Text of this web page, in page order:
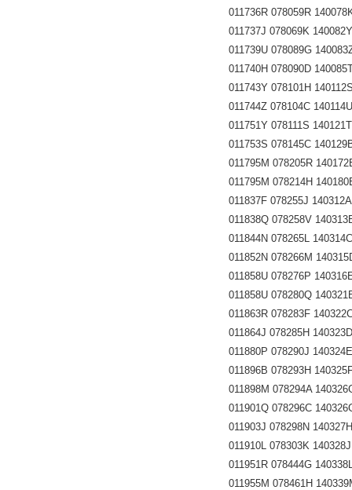
011736R 078059R
011737J 078069K 140082Y
011739U 078089G
011740H 078090D 140085T
011743Y 078101H
011744Z 078104C 140114U
011751Y 078111S 140121T
011753S 078145C
011795M 078205R
011795M 078214H
011837F 078255J 140312A
011838Q 078258V
011844N 078265L 140314C
011852N 078266M
011858U 078276P
011858U 078280Q
011863R 078283F 140322C
011864J 078285H 140323D
011880P 078290J 140324E
011896B 078293H 140325F
011898M 078294A
011901Q 078296C
011903J 078298N 140327H
011910L 078303K 140328J
011951R 078444G 140338L
011955M 078461H